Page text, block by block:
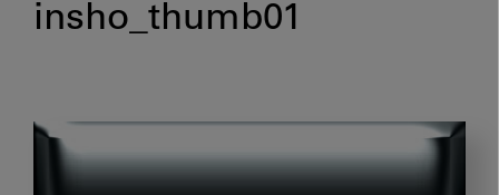
insho_thumb01